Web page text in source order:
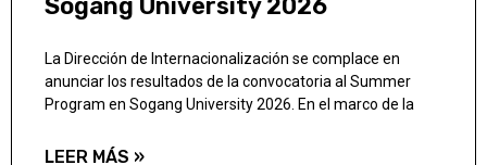
Sogang University 2026
La Dirección de Internacionalización se complace en
anunciar los resultados de la convocatoria al Summer
Program en Sogang University 2026. En el marco de la
LEER MÁS »